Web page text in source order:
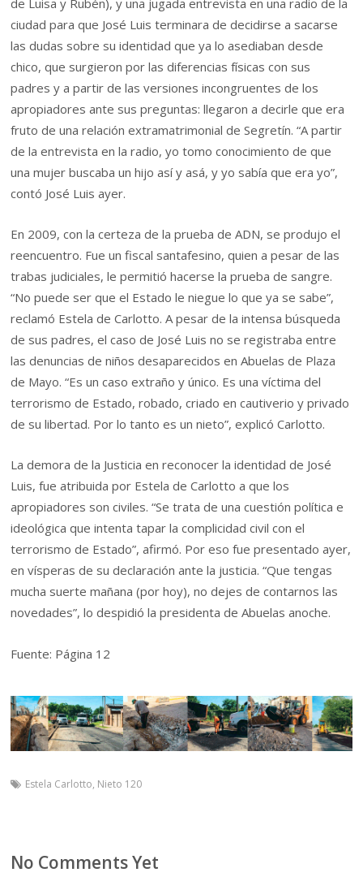
ciudad para que José Luis terminara de decidirse a sacarse
las dudas sobre su identidad que ya lo asediaban desde
chico, que surgieron por las diferencias físicas con sus
padres y a partir de las versiones incongruentes de los
apropiadores ante sus preguntas: llegaron a decirle que era
fruto de una relación extramatrimonial de Segretín. “A partir
de la entrevista en la radio, yo tomo conocimiento de que
una mujer buscaba un hijo así y asá, y yo sabía que era yo”,
contó José Luis ayer.
En 2009, con la certeza de la prueba de ADN, se produjo el
reencuentro. Fue un fiscal santafesino, quien a pesar de las
trabas judiciales, le permitió hacerse la prueba de sangre.
“No puede ser que el Estado le niegue lo que ya se sabe”,
reclamó Estela de Carlotto. A pesar de la intensa búsqueda
de sus padres, el caso de José Luis no se registraba entre
las denuncias de niños desaparecidos en Abuelas de Plaza
de Mayo. “Es un caso extraño y único. Es una víctima del
terrorismo de Estado, robado, criado en cautiverio y privado
de su libertad. Por lo tanto es un nieto”, explicó Carlotto.
La demora de la Justicia en reconocer la identidad de José
Luis, fue atribuida por Estela de Carlotto a que los
apropiadores son civiles. “Se trata de una cuestión política e
ideológica que intenta tapar la complicidad civil con el
terrorismo de Estado”, afirmó. Por eso fue presentado ayer,
en vísperas de su declaración ante la justicia. “Que tengas
mucha suerte mañana (por hoy), no dejes de contarnos las
novedades”, lo despidió la presidenta de Abuelas anoche.
Fuente: Página 12
Estela Carlotto, Nieto 120
No Comments Yet